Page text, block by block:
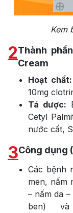
Kem
2Thành
Cream
Hoạt chất:
10mg
Tá dược:
Cetyl
nước cất,
3Công dụng
Các bệnh
men, nấm
– nấm da
ben)